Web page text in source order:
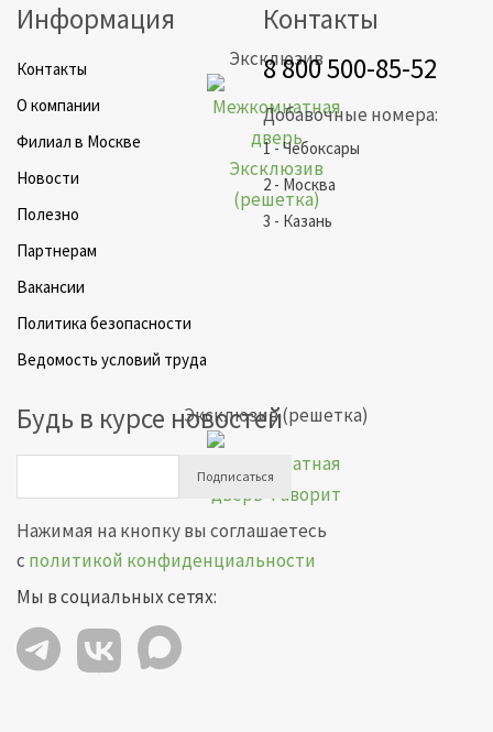
Эксклюзив
Эксклюзив (решетка)
Информация
Контакты
О компании
Филиал в Москве
Новости
Полезно
Партнерам
Вакансии
Политика безопасности
Ведомость условий труда
Контакты
8 800 500-85-52
Добавочные номера:
1 - Чебоксары
2 - Москва
3 - Казань
Будь в курсе новостей
Подписаться
Нажимая на кнопку вы соглашаетесь
с политикой конфиденциальности
Мы в социальных сетях: